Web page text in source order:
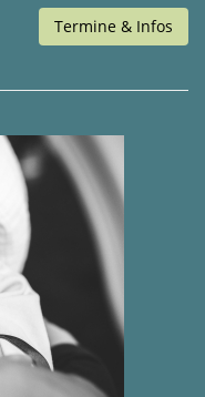
Termine & Infos